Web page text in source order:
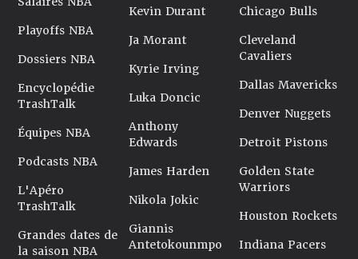
Playoffs NBA
Dossiers NBA
Encyclopédie
TrashTalk
Équipes NBA
Podcasts NBA
L'Apéro
TrashTalk
Grandes dates de
la saison NBA
Kevin Durant
Ja Morant
Kyrie Irving
Luka Doncic
Anthony
Edwards
James Harden
Nikola Jokic
Giannis
Antetokounmpo
Chicago Bulls
Cleveland
Cavaliers
Dallas Mavericks
Denver Nuggets
Detroit Pistons
Golden State
Warriors
Houston Rockets
Indiana Pacers